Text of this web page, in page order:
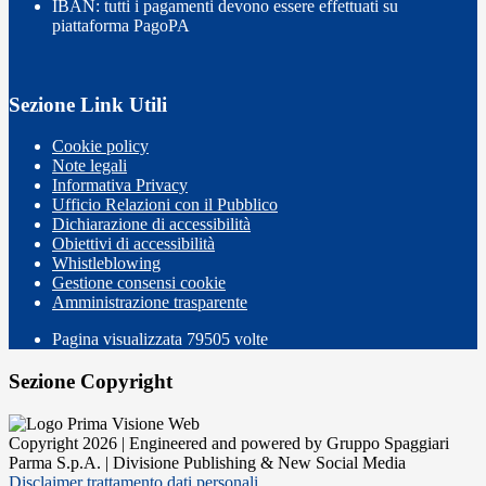
IBAN: tutti i pagamenti devono essere effettuati su
piattaforma PagoPA
Sezione Link Utili
Cookie policy
Note legali
Informativa Privacy
Ufficio Relazioni con il Pubblico
Dichiarazione di accessibilità
Obiettivi di accessibilità
Whistleblowing
Gestione consensi cookie
Amministrazione trasparente
Pagina visualizzata 79505 volte
Sezione Copyright
Copyright 2026 | Engineered and powered by Gruppo Spaggiari
Parma S.p.A. | Divisione Publishing & New Social Media
Disclaimer trattamento dati personali